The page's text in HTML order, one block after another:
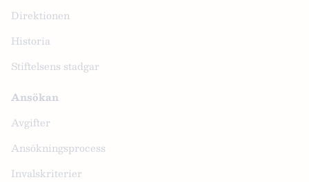
Direktionen
Historia
Stiftelsens stadgar
Ansökan
Avgifter
Ansökningsprocess
Invalskriterier